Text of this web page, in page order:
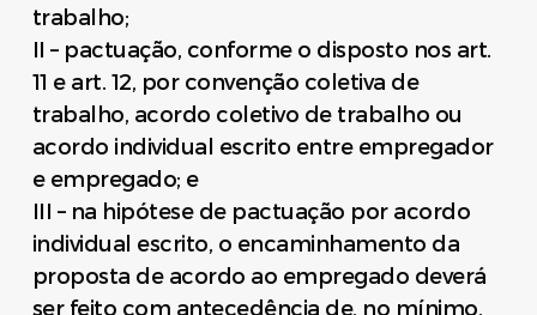
trabalho;
II – pactuação, conforme o disposto nos art.
11 e art. 12, por convenção coletiva de
trabalho, acordo coletivo de trabalho ou
acordo individual escrito entre empregador
e empregado; e
III – na hipótese de pactuação por acordo
individual escrito, o encaminhamento da
proposta de acordo ao empregado deverá
ser feito com antecedência de, no mínimo,